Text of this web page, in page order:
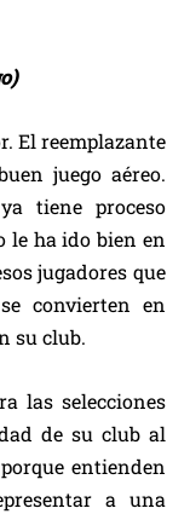
El reemplazante
juego aéreo.
tiene proceso
le ha ido bien en
jugadores que
convierten en
su club.
las selecciones
de su club al
entienden
a una